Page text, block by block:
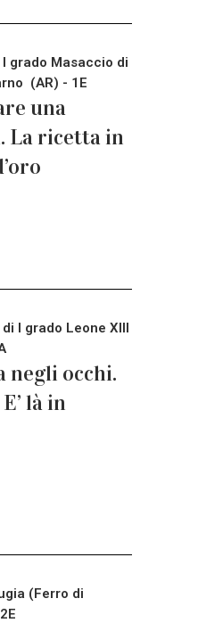
grado Masaccio di
(AR) - 1E
una
La ricetta in
I grado Leone XIII
negli occhi.
là in
(Ferro di